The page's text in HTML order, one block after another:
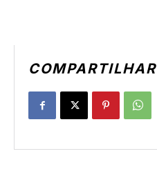
COMPARTILHAR